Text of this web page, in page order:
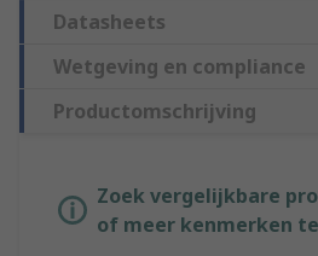
Datasheets
Wetgeving en compliance
Productomschrijving
Zoek vergelijkbare
of meer kenmerken